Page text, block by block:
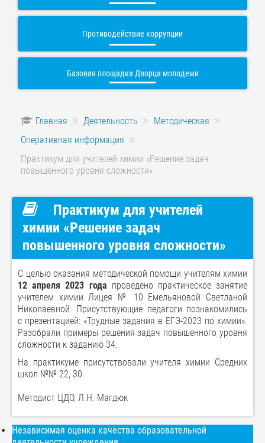
Противодействие коррупции
Базовая площадка Дворца молодежи
Главная Деятельность
Методическая
Оперативная информация
Практикум для учителей химии «Решение задач
повышенного уровня сложности»
Практикум для учителей
химии «Решение задач
повышенного уровня сложности»
С целью оказания методической помощи учителям химии
12 апреля 2023 года проведено практическое занятие
учителем химии Лицея № 10 Емельяновой Светланой
Николаевной. Присутствующие педагоги познакомились
с презентацией: «Трудные задания в ЕГЭ-2023 по химии».
Разобрали примеры решения задач повышенного уровня
сложности к заданию 34.
На практикуме присутствовали учителя химии Средних
школ №№ 22, 30.
Методист ЦДО, Л.Н. Магдюк
Независимая оценка качества образовательной